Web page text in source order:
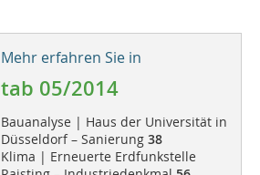
Mehr erfahren Sie in
tab 05/2014
Bauanalyse | Haus der Universität in
Düsseldorf – Sanierung 38
Klima | Erneuerte Erdfunkstelle